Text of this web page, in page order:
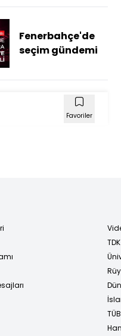
Fenerbahçe'de
seçim gündemi
Favoriler